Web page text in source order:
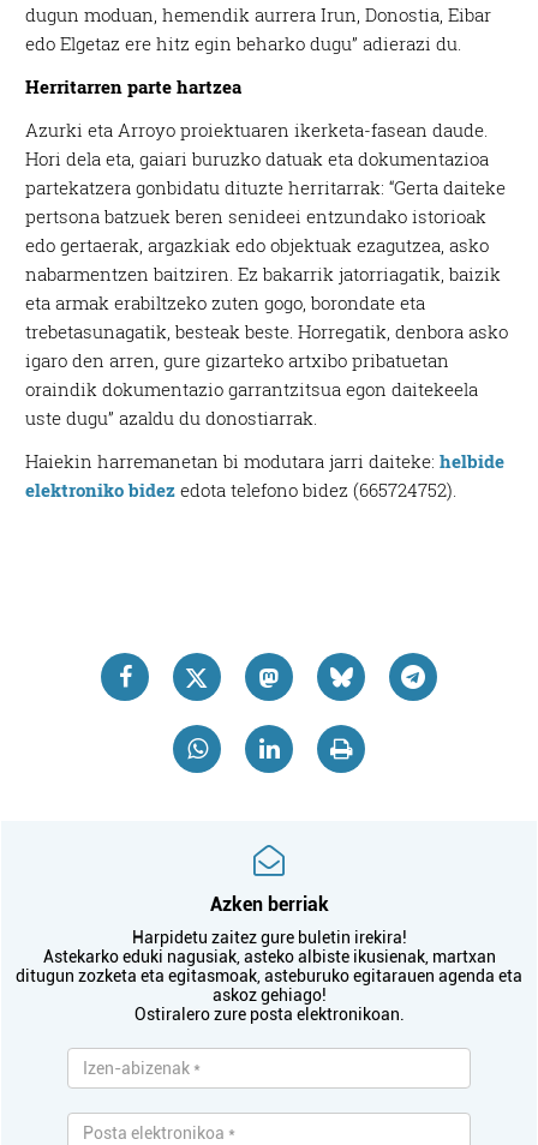
dugun moduan, hemendik aurrera Irun, Donostia, Eibar
edo Elgetaz ere hitz egin beharko dugu” adierazi du.
Herritarren parte hartzea
Azurki eta Arroyo proiektuaren ikerketa-fasean daude.
Hori dela eta, gaiari buruzko datuak eta dokumentazioa
partekatzera gonbidatu dituzte herritarrak: “Gerta daiteke
pertsona batzuek beren senideei entzundako istorioak
edo gertaerak, argazkiak edo objektuak ezagutzea, asko
nabarmentzen baitziren. Ez bakarrik jatorriagatik, baizik
eta armak erabiltzeko zuten gogo, borondate eta
trebetasunagatik, besteak beste. Horregatik, denbora asko
igaro den arren, gure gizarteko artxibo pribatuetan
oraindik dokumentazio garrantzitsua egon daitekeela
uste dugu” azaldu du donostiarrak.
Haiekin harremanetan bi modutara jarri daiteke: helbide
elektroniko bidez edota telefono bidez (665724752).
Azken berriak
Harpidetu zaitez gure buletin irekira!
Astekarko eduki nagusiak, asteko albiste ikusienak, martxan
ditugun zozketa eta egitasmoak, asteburuko egitarauen agenda eta
askoz gehiago!
Ostiralero zure posta elektronikoan.